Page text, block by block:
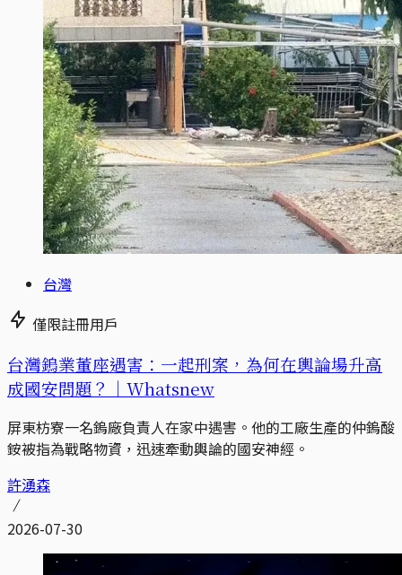
台灣
僅限註冊用戶
台灣鎢業董座遇害：一起刑案，為何在輿論場升高
成國安問題？｜Whatsnew
屏東枋寮一名鎢廠負責人在家中遇害。他的工廠生產的仲鎢酸
銨被指為戰略物資，迅速牽動輿論的國安神經。
許湧森
2026-07-30